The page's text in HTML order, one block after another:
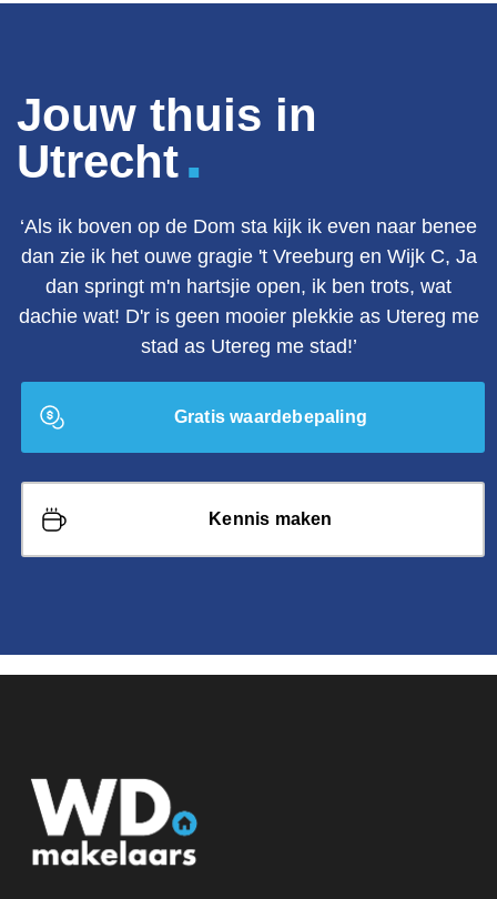
Jouw thuis in
Utrecht.
‘Als ik boven op de Dom sta kijk ik even naar benee
dan zie ik het ouwe gragie 't Vreeburg en Wijk C, Ja
dan springt m'n hartsjie open, ik ben trots, wat
dachie wat! D'r is geen mooier plekkie as Utereg me
stad as Utereg me stad!’
Gratis waardebepaling
Kennis maken